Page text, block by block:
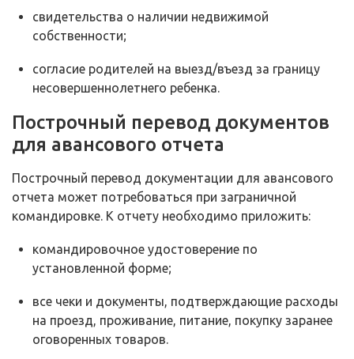
свидетельства о наличии недвижимой
собственности;
согласие родителей на выезд/въезд за границу
несовершеннолетнего ребенка.
Построчный перевод документов
для авансового отчета
Построчный перевод документации для авансового
отчета может потребоваться при заграничной
командировке. К отчету необходимо приложить:
командировочное удостоверение по
установленной форме;
все чеки и документы, подтверждающие расходы
на проезд, проживание, питание, покупку заранее
оговоренных товаров.